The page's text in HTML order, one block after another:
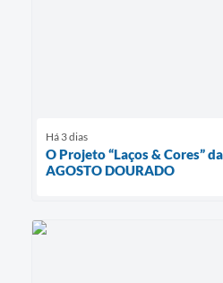
Há 3 dias
O Projeto “Laços & Cores”
AGOSTO DOURADO